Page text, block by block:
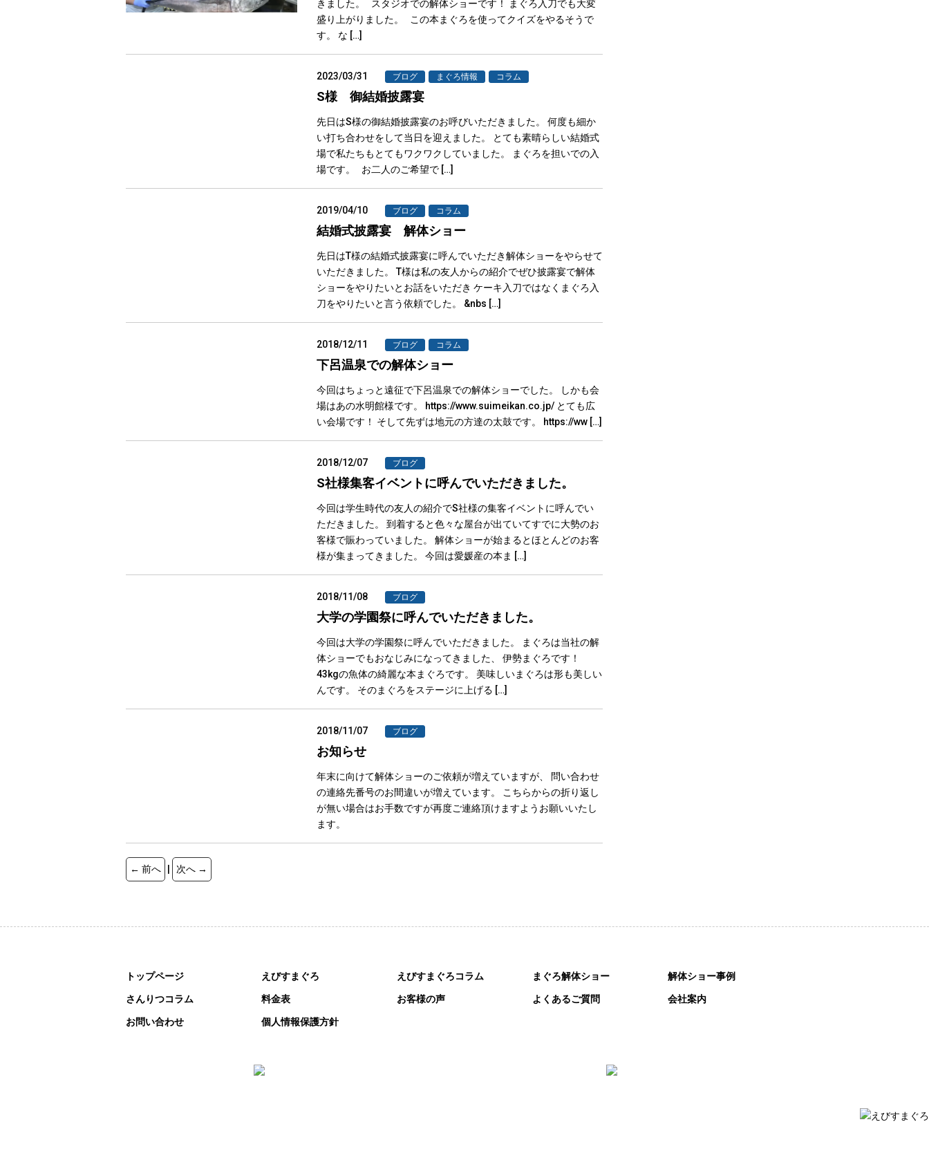
きました。 スタジオでの解体ショーです！ まぐろ入刀でも大変
盛り上がりました。 この本まぐろを使ってクイズをやるそうで
す。 な […]
2023/03/31 ブログ まぐろ情報 コラム
S様 御結婚披露宴
先日はS様の御結婚披露宴のお呼びいただきました。 何度も細か
い打ち合わせをして当日を迎えました。 とても素晴らしい結婚式
場で私たちもとてもワクワクしていました。 まぐろを担いでの入
場です。 お二人のご希望で […]
2019/04/10 ブログ コラム
結婚式披露宴 解体ショー
先日はT様の結婚式披露宴に呼んでいただき解体ショーをやらせて
いただきました。 T様は私の友人からの紹介でぜひ披露宴で解体
ショーをやりたいとお話をいただき ケーキ入刀ではなくまぐろ入
刀をやりたいと言う依頼でした。 &nbs […]
2018/12/11 ブログ コラム
下呂温泉での解体ショー
今回はちょっと遠征で下呂温泉での解体ショーでした。 しかも会
場はあの水明館様です。 https://www.suimeikan.co.jp/ とても広
い会場です！ そして先ずは地元の方達の太鼓です。 https://ww […]
2018/12/07 ブログ
S社様集客イベントに呼んでいただきました。
今回は学生時代の友人の紹介でS社様の集客イベントに呼んでい
ただきました。 到着すると色々な屋台が出ていてすでに大勢のお
客様で賑わっていました。 解体ショーが始まるとほとんどのお客
様が集まってきました。 今回は愛媛産の本ま […]
2018/11/08 ブログ
大学の学園祭に呼んでいただきました。
今回は大学の学園祭に呼んでいただきました。 まぐろは当社の解
体ショーでもおなじみになってきました、 伊勢まぐろです！
43kgの魚体の綺麗な本まぐろです。 美味しいまぐろは形も美しい
んです。 そのまぐろをステージに上げる […]
2018/11/07 ブログ
お知らせ
年末に向けて解体ショーのご依頼が増えていますが、 問い合わせ
の連絡先番号のお間違いが増えています。 こちらからの折り返し
が無い場合はお手数ですが再度ご連絡頂けますようお願いいたし
ます。
← 前へ 次へ →
トップページ えびすまぐろ えびすまぐろコラム まぐろ解体ショー 解体ショー事例
さんりつコラム 料金表 お客様の声 よくあるご質問 会社案内
お問い合わせ 個人情報保護方針